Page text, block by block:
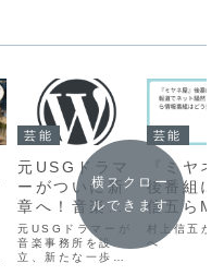
芸能
元USGドラマ
ーがついに新
章へ！音楽事
務所設立で広
がる“裏方では
終わらない”熱
元USGドラマーが
音楽事務所を設
立、新たな一歩に
芸能
『ミヤ
後番組に
信五ら
道でネッ
然！“昼
村上信五が
へ
横スクロー
ルできます